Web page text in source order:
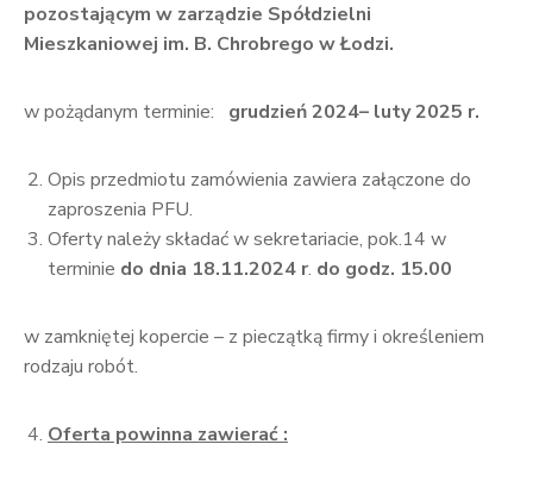
pozostającym w zarządzie Spółdzielni
Mieszkaniowej im. B. Chrobrego w Łodzi.
w pożądanym terminie: grudzień 2024– luty 2025 r.
Opis przedmiotu zamówienia zawiera załączone do
zaproszenia PFU.
Oferty należy składać w sekretariacie, pok.14 w
terminie do dnia 18.11.2024 r. do godz. 15.00
w zamkniętej kopercie – z pieczątką firmy i określeniem
rodzaju robót.
Oferta powinna zawierać :